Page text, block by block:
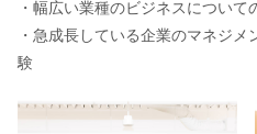
・幅広い業種のビジネスについて
・急成長している企業のマネジ
験